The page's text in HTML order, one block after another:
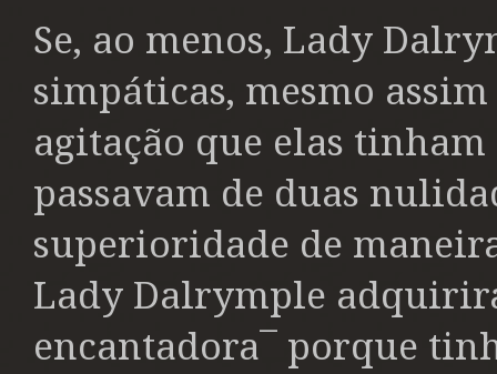
Se, ao menos, Lady
simpáticas, mesmo
agitação que elas
passavam de duas
superioridade de
Lady Dalrymple
encantadora¯ porque